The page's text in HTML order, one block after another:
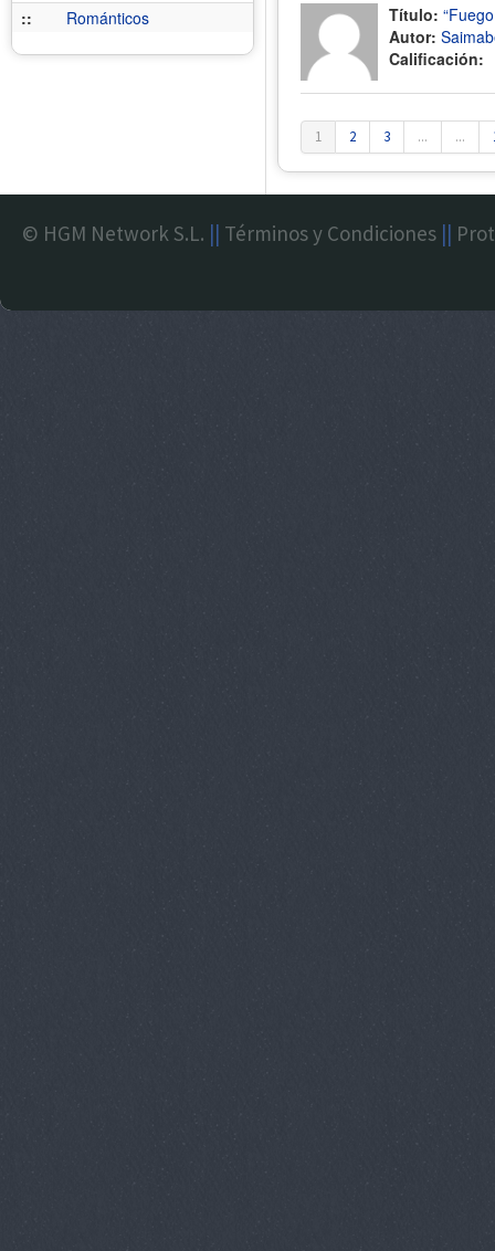
::
Románticos Título:
Autor:
Calificación:
1 2 3 ... ...
© HGM Network S.L. || Términos y Condiciones ||